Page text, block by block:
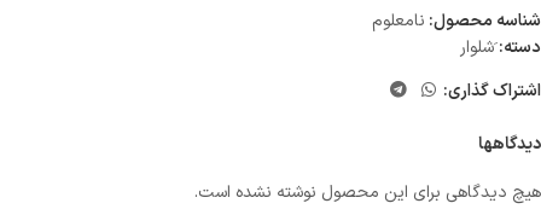
شناسه محصول: نامعلوم
دسته: َشلوار
اشتراک گذاری:
دیدگاهها
هیچ دیدگاهی برای این محصول نوشته نشده است.